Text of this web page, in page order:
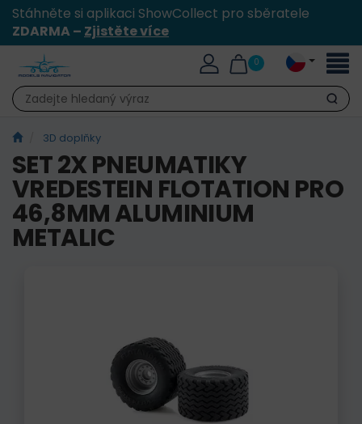
Stáhněte si aplikaci ShowCollect pro sběratele
ZDARMA – Zjistěte více
0
Hledat
3D doplňky
SET 2X PNEUMATIKY
VREDESTEIN FLOTATION PRO
46,8MM ALUMINIUM
METALIC